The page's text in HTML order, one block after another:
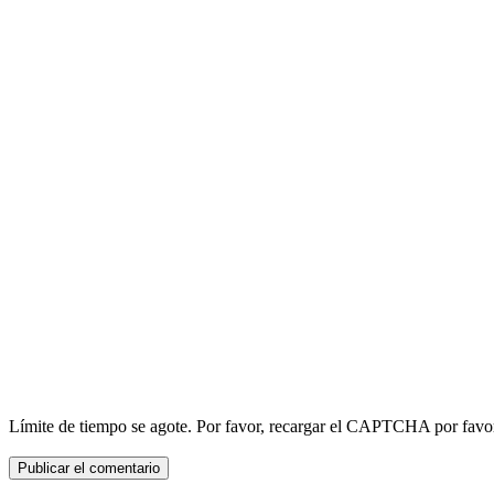
Límite de tiempo se agote. Por favor, recargar el CAPTCHA por